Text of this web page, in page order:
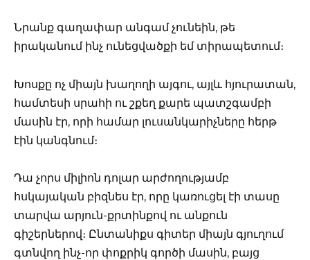
Նրանք գաղափար անգամ չունեին, թե
իրականում ինչ ունեցվածքի եմ տիրապետում։
Խոսքը ոչ միայն խաղողի այգու, այլև հյուրատան,
համտեսի սրահի ու շքեղ քարե պատշգամբի
մասին էր, որի համար լուսանկարիչները հերթ
էին կանգնում։
Դա չորս միլիոն դոլար արժողությամբ
հսկայական բիզնես էր, որը կառուցել էի տասը
տարվա արյուն-քրտինքով ու անքուն
գիշերներով։ Ընտանիքս գիտեր միայն գյուղում
գտնվող ինչ-որ փոքրիկ գործի մասին, բայց